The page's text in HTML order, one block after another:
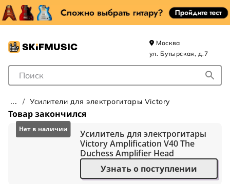
Поле для Поиска
Москва
ул. Бутырская, д.7
Усилители для электрогитары Victory
Товар закончился
Усилитель для электрогитары
Victory Amplification V40 The
Duchess Amplifier Head
Узнать о поступлении